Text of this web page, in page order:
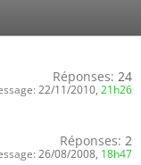
Réponses: 24
22/11/2010, 21h26
Réponses: 2
26/08/2008, 18h47